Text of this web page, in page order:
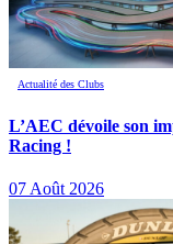
Actualité des Clubs
L’AEC dévoile son
Racing !
07 Août 2026